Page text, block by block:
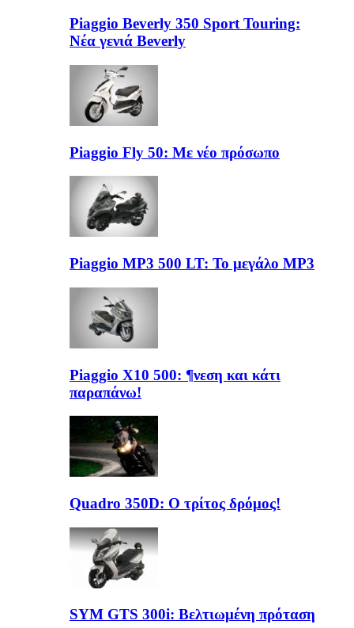
Piaggio Beverly 350 Sport Touring:
Νέα γενιά Beverly
Piaggio Fly 50: Με νέο πρόσωπο
Piaggio MP3 500 LT: Το μεγάλο MP3
Piaggio X10 500: ¶νεση και κάτι
παραπάνω!
Quadro 350D: Ο τρίτος δρόμος!
SYM GTS 300i: Βελτιωμένη πρόταση